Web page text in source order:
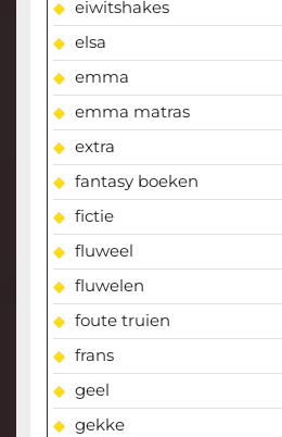
eiwitshakes
elsa
emma
emma matras
extra
fantasy boeken
fictie
fluweel
fluwelen
foute truien
frans
geel
gekke